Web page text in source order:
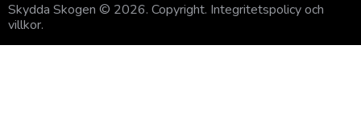
Skydda Skogen © 2026. Copyright. Integritetspolicy och
villkor.